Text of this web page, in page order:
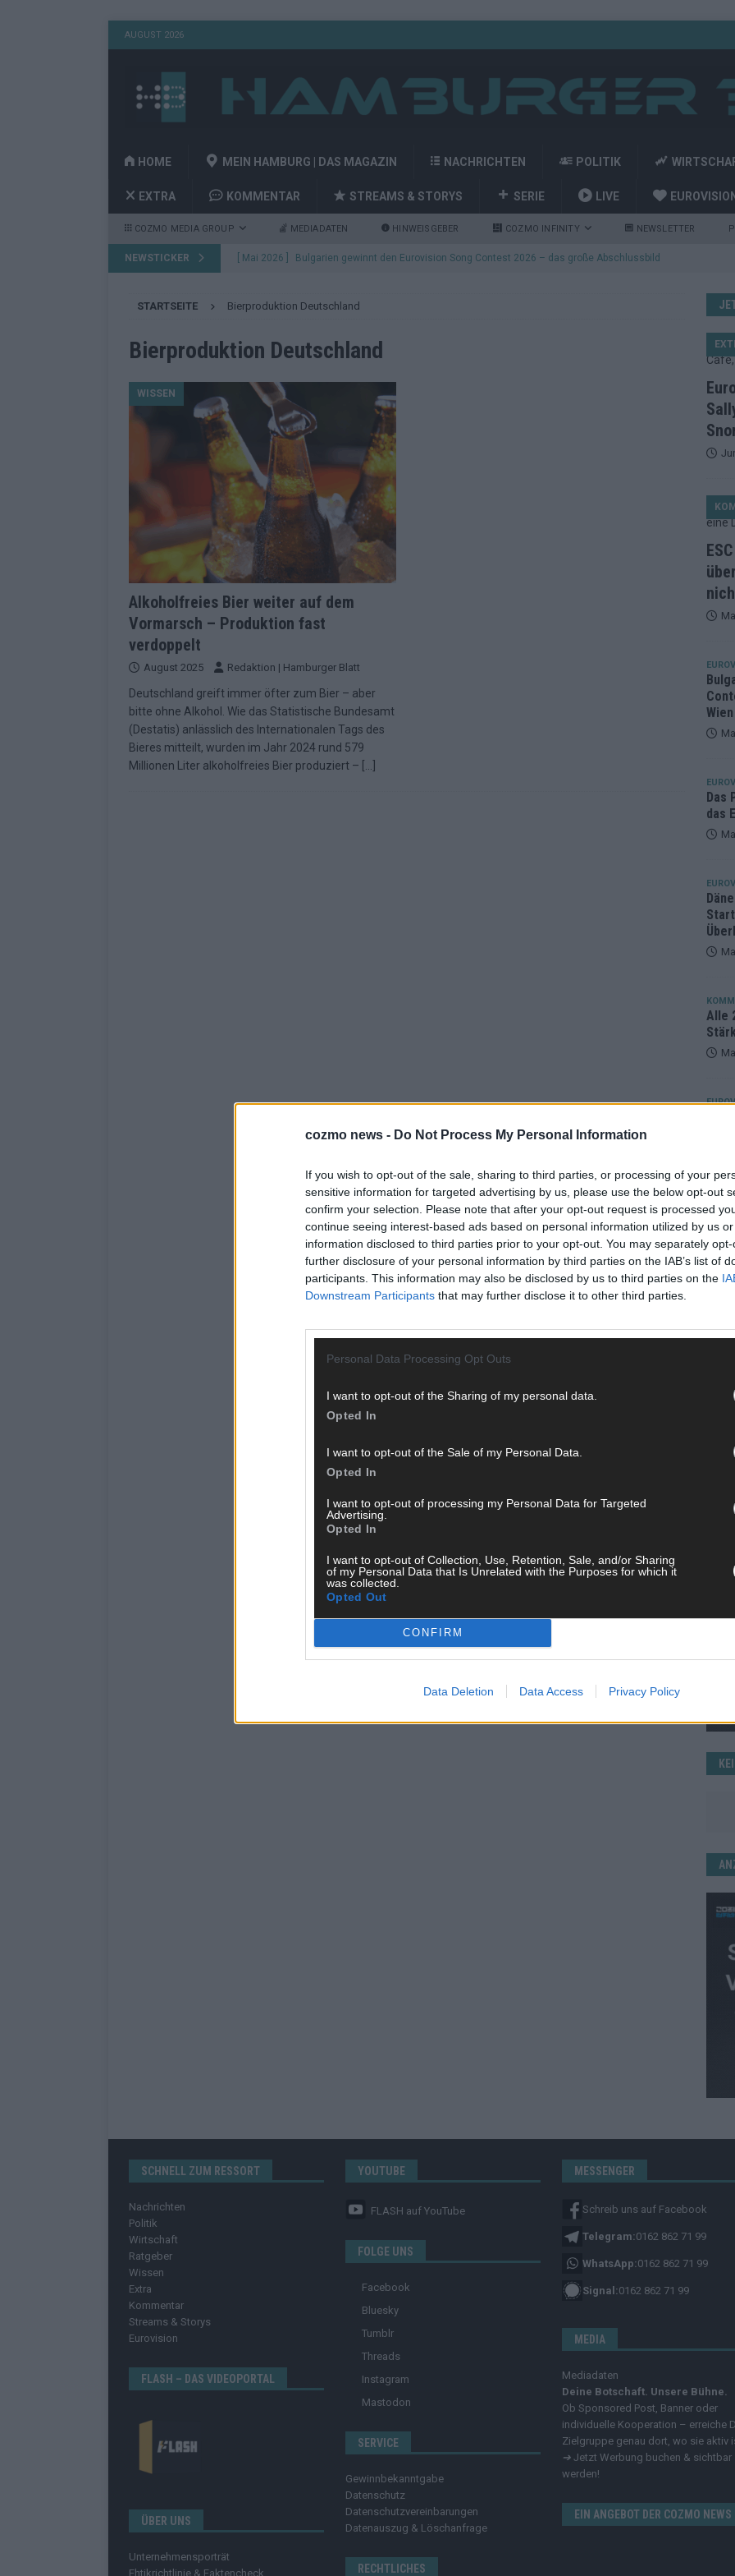
cozmo news - Do Not Process My Personal Information
If you wish to opt-out of the sale, sharing to third parties, or processing of your
sensitive information for targeted advertising by us, please use the below opt-out
confirm your selection. Please note that after your opt-out request is processed
continue seeing interest-based ads based on personal information utilized by us
information disclosed to third parties prior to your opt-out. You may separately
further disclosure of your personal information by third parties on the IAB’s list of
participants. This information may also be disclosed by us to third parties on the
Downstream Participants that may further disclose it to other third parties.
Personal Data Processing Opt Outs
I want to opt-out of the Sharing of my personal data.
Opted In
I want to opt-out of the Sale of my Personal Data.
Opted In
I want to opt-out of processing my Personal Data for Targeted
Advertising.
Opted In
I want to opt-out of Collection, Use, Retention, Sale, and/or Sharing
of my Personal Data that Is Unrelated with the Purposes for which it
was collected.
Opted Out
CONFIRM
Data Deletion Data Access Privacy Policy
AUGUST 2026
HOME MEIN HAMBURG | DAS MAGAZIN NACHRICHTEN POLITIK
EXTRA KOMMENTAR STREAMS & STORYS SERIE LIVE EUROVISION
COZMO MEDIA GROUP MEDIADATEN HINWEISGEBER COZMO INFINITY NEWSLETTER
NEWSTICKER [ Mai 2026 ] Bulgarien gewinnt den Eurovision Song Contest 2026 – das große Abschlussbild
[ Mai 2026 ]
Highlights EUROVISION
2026 im Überblick EUROVISION
[ Mai 2026 ] Alle 25 ESC-Finalisten auf dem Prüfstand: Stärken, Schwächen und unsere Tipps
KOMMENTAR
[ Mai 2026 ] Vier Sieger gleichzeitig, Manipulationsverdacht, Jury-Comeback: Die turbulente
Geschichte der ESC-Wertung EUROVISION
[ Mai 2026 ] Das Warten hat ein Ende: ESC 2026 – alle 26 Finalteilnehmer für Wien im Überblick
EUROVISION
[ Mai 2026 ] „Unknown“ war stark, der Rest war nett: Das zweite ESC-Halbfinale im
redaktionellen Urteil
EXTRA
[ Juni 2026 ] Europa-Park 2026: 18 Themenbereiche, Sallys Café, Westernbrauerei und Snorri im
Kino EXTRA
[ Mai 2026 ] ESC 2026: Ein Sieger, der klar überzeugt – und eine Debatte, die nicht aufhört
STARTSEITE Bierproduktion Deutschland
Bierproduktion Deutschland
WISSEN
Alkoholfreies Bier weiter auf dem
Vormarsch – Produktion fast
verdoppelt
August 2025 Redaktion | Hamburger Blatt
Deutschland greift immer öfter zum Bier – aber
bitte ohne Alkohol. Wie das Statistische Bundesamt
(Destatis) anlässlich des Internationalen Tags des
Bieres mitteilt, wurden im Jahr 2024 rund 579
Millionen Liter alkoholfreies Bier produziert –
Wien
Das
das
Alle
SCHNELL ZUM RESSORT
Nachrichten
Politik
Wirtschaft
Ratgeber
Wissen
Extra
Kommentar
Streams & Storys
Eurovision
FLASH – DAS VIDEOPORTAL
ÜBER UNS
Unternehmensporträt
Ehtikrichtlinie & Faktencheck
YOUTUBE
FLASH auf YouTube
FOLGE UNS
Facebook
Bluesky
Tumblr
Threads
Instagram
Mastodon
SERVICE
Gewinnbekanntgabe
Datenschutz
Datenschutzvereinbarungen
Datenauszug & Löschanfrage
RECHTLICHES
MESSENGER
Schreib uns auf Facebook
Telegram:0162 862 71 99
WhatsApp:0162 862 71 99
Signal:0162 862 71 99
MEDIA
Mediadaten
Deine Botschaft. Unsere Bühne.
Ob Sponsored Post, Banner oder
individuelle Kooperation – erreiche
Zielgruppe genau dort, wo sie aktiv
➔ Jetzt Werbung buchen & sichtbar
werden!
EIN ANGEBOT DER COZMO NEWS